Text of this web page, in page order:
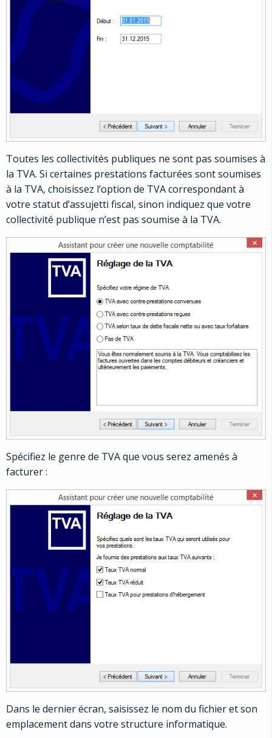
Toutes les collectivités publiques ne sont pas soumises à
la TVA. Si certaines prestations facturées sont soumises
à la TVA, choisissez l’option de TVA correspondant à
votre statut d’assujetti fiscal, sinon indiquez que votre
collectivité publique n’est pas soumise à la TVA.
Spécifiez le genre de TVA que vous serez amenés à
facturer :
Dans le dernier écran, saisissez le nom du fichier et son
emplacement dans votre structure informatique.